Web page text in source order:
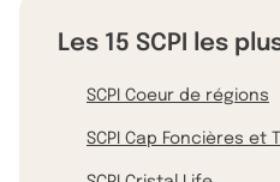
Les 15 SCPI les
SCPI Coeur de régions
SCPI Cap Foncières et